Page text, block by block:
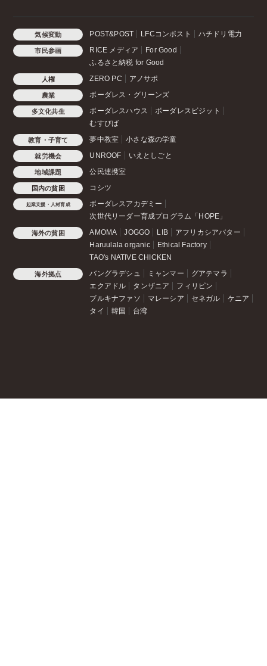
気候変動 POST&POST LFCコンポスト ハチドリ電力
市民参画 RICE メディア
For Good
ふるさと納税 for Good
人権 ZERO PC アノサポ
農業 ボーダレス・グリーンズ
多文化共生 ボーダレスハウス
ボーダレスビジット
むすびば
教育・子育て 夢中教室 小さな森の学童
就労機会 UNROOF いえとしごと
地域課題 公民連携室
国内の貧困 コシツ
起業支援・人材育成
ボーダレスアカデミー
次世代リーダー育成プログラム「HOPE」
海外の貧困 AMOMA JOGGO LIB
アフリカシアバター
Haruulala organic
Ethical Factory
TAO's NATIVE CHICKEN
海外拠点 バングラデシュ ミャンマー
グアテマラ
エクアドル
タンザニア
フィリピン
ブルキナファソ
マレーシア セネガル
ケニア
タイ
韓国 台湾